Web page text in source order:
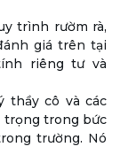
trình rườm rà,
giá trên tại
riêng tư và
thầy cô và các
trọng trong bức
trường. Nó